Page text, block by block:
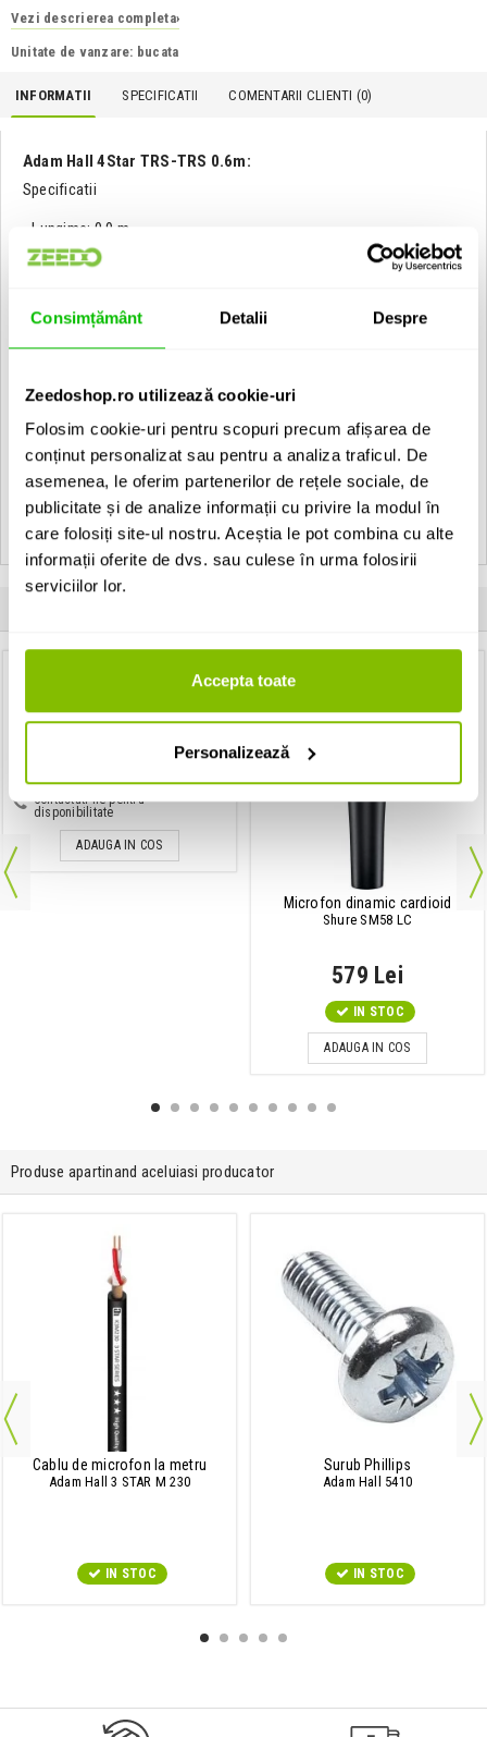
Consimțământ Detalii Despre
Zeedoshop.ro utilizează cookie-uri
Folosim cookie-uri pentru scopuri precum afișarea de
conținut personalizat sau pentru a analiza traficul. De
asemenea, le oferim partenerilor de rețele sociale, de
publicitate și de analize informații cu privire la modul în
care folosiți site-ul nostru. Aceștia le pot combina cu alte
informații oferite de dvs. sau culese în urma folosirii
serviciilor lor.
Accepta toate
Personalizează
Vezi descrierea completa›
Unitate de vanzare: bucata
INFORMATII SPECIFICATII COMENTARII CLIENTI (0)
Adam Hall 4Star TRS-TRS 0.6m:
Specificatii
- Lungime: 0.9 m
- Culoare: Negru
- Diametru: 6 mm
- Impedanta la supratensiune: 80 ohmi / km
- Capacitate: <.90 pF / m
- Conector 1: Jack 6.3 mm tata
- Greutate: 0,064 kg
EAN: 4049521119538
Vezi toate produsele de tipCabluri audio Adam Hall
Vezi toate produsele din categoriaCabluri audio
Vezi toate produsele producatoruluiAdam Hall
CIOKS DC7
Contactati-ne pentru
disponibilitate
ADAUGA IN COS
Microfon dinamic cardioid
Shure SM58 LC
579 Lei
IN STOC
ADAUGA IN COS
Produse apartinand aceluiasi producator
Cablu de microfon la metru
Adam Hall 3 STAR M 230
IN STOC
Surub Phillips
Adam Hall 5410
IN STOC